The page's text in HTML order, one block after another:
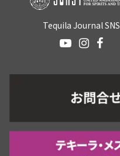
Tequila Journal SNS